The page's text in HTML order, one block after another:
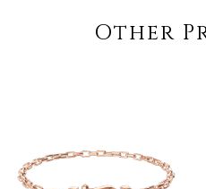
Other